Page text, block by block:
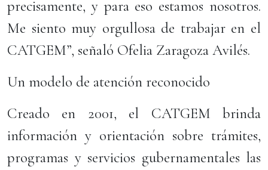
precisamente, y para eso estamos nosotros.
Me siento muy orgullosa de trabajar en el
CATGEM”, señaló Ofelia Zaragoza Avilés.
Un modelo de atención reconocido
Creado en 2001, el CATGEM brinda
información y orientación sobre trámites,
programas y servicios gubernamentales las